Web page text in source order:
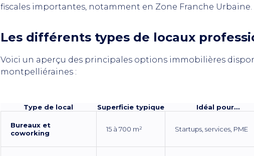
fiscales importantes, notamment en Zone Franche Urbaine.
Les différents types de locaux
Voici un aperçu des principales options immobilières
montpelliéraines :
Type de local Superficie typique Idéal pour…
Bureaux et
coworking
15 à 700 m² Startups, services, PME